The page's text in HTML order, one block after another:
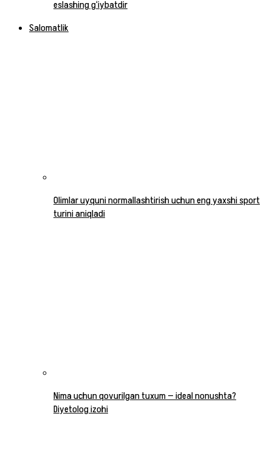
eslashing g‘iybatdir
Salomatlik
Olimlar uyquni normallashtirish uchun eng yaxshi sport
turini aniqladi
Nima uchun qovurilgan tuxum — ideal nonushta?
Diyetolog izohi